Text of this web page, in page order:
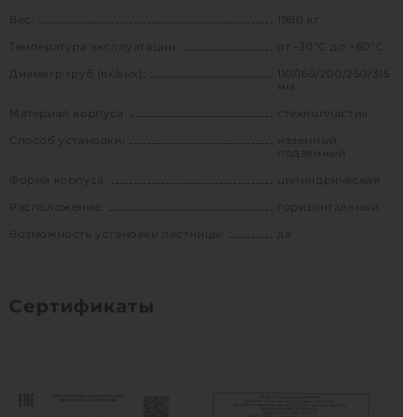
1980 кг
Температура эксплуатации:
от -30°C до +60°C
Диаметр труб (вх/вых):
110/160/200/250/315
мм
Материал корпуса:
стеклопластик
Способ установки:
наземный,
подземный
Форма корпуса:
цилиндрическая
Расположение:
горизонтальный
Возможность установки лестницы:
да
Сертификаты